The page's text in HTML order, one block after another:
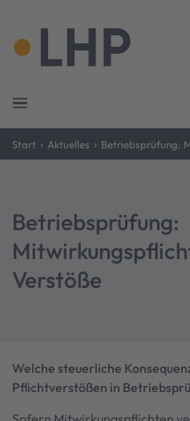
Start › Aktuelles › Betriebsprüfung:
Betriebsprüfung:
Verstöße
Welche steuerliche
Pflichtverstößen in